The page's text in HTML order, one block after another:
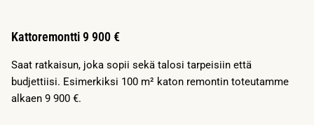
Kattoremontti 9 900 €
Saat ratkaisun, joka sopii sekä talosi tarpeisiin että
budjettiisi. Esimerkiksi 100 m² katon remontin toteutamme
alkaen 9 900 €.